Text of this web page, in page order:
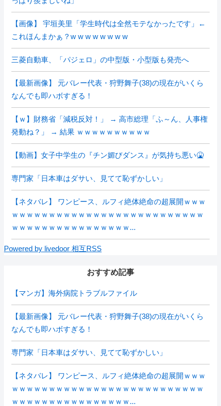
【画像】 宇垣美里「学生時代は全然モテなかったです」←
これほんまかぁ？w w w w w w w w
三菱自動車、「パジェロ」の中型版・小型版も発売へ
【最新画像】 元バレー代表・狩野舞子(38)の現在がいくら
なんでも即ハボすぎる！
【ｗ】財務省「減税反対！」 → 高市総理「ふ～ん、人事権
発動ね？」 → 結果 ｗｗｗｗｗｗｗｗｗｗ
【動画】女子中学生の『チン媚びダンス』が気持ち悪い🤮
専門家「日本車はダサい、見てて恥ずかしい」
【ネタバレ】 ワンピース、ルフィ絶体絶命の超展開ｗｗｗ
ｗｗｗｗｗｗｗｗｗｗｗｗｗｗｗｗｗｗｗｗｗｗｗｗｗｗ
ｗｗｗｗｗｗｗｗｗｗｗｗｗｗｗｗ...
Powered by livedoor 相互RSS
おすすめ記事
【マンガ】海外病院トラブルファイル
【最新画像】 元バレー代表・狩野舞子(38)の現在がいくら
なんでも即ハボすぎる！
専門家「日本車はダサい、見てて恥ずかしい」
【ネタバレ】 ワンピース、ルフィ絶体絶命の超展開ｗｗｗ
ｗｗｗｗｗｗｗｗｗｗｗｗｗｗｗｗｗｗｗｗｗｗｗｗｗｗ
ｗｗｗｗｗｗｗｗｗｗｗｗｗｗｗｗ...